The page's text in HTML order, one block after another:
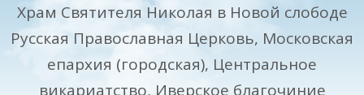
Храм Святителя Николая в Новой слободе
Русская Православная Церковь, Московская
епархия (городская), Центральное
викариатство, Иверское благочиние